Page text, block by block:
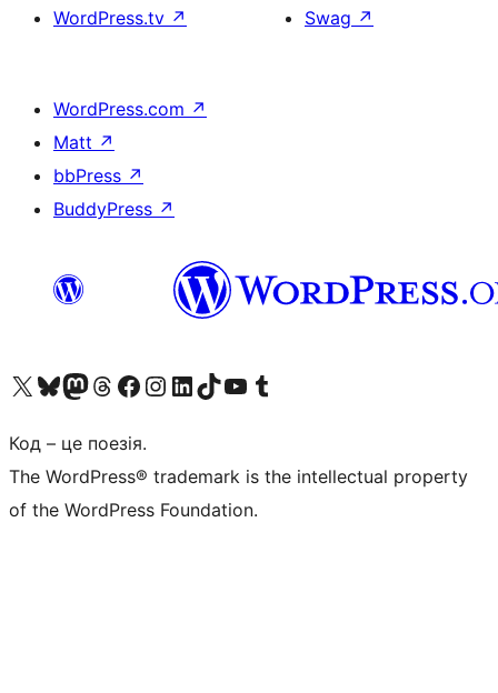
WordPress.tv ↗
Swag ↗
WordPress.com ↗
Matt ↗
bbPress ↗
BuddyPress ↗
Visit our X (formerly Twitter) account
Visit our Bluesky account
Завітайте до нашої стрічки в Mastodon
Visit our Threads account
Завітайте на нашу сторінку в Facebook
Visit our Instagram account
Visit our LinkedIn account
Visit our TikTok account
Visit our YouTube channel
Visit our Tumblr account
Код – це поезія.
The WordPress® trademark is the intellectual property
of the WordPress Foundation.